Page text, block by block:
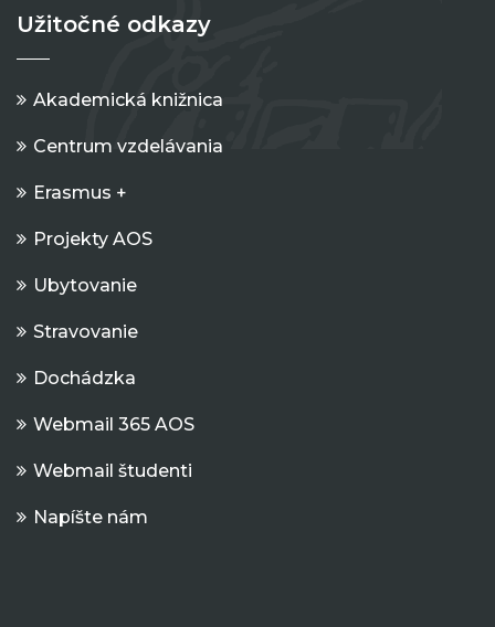
Užitočné odkazy
Akademická knižnica
Centrum vzdelávania
Erasmus +
Projekty AOS
Ubytovanie
Stravovanie
Dochádzka
Webmail 365 AOS
Webmail študenti
Napíšte nám